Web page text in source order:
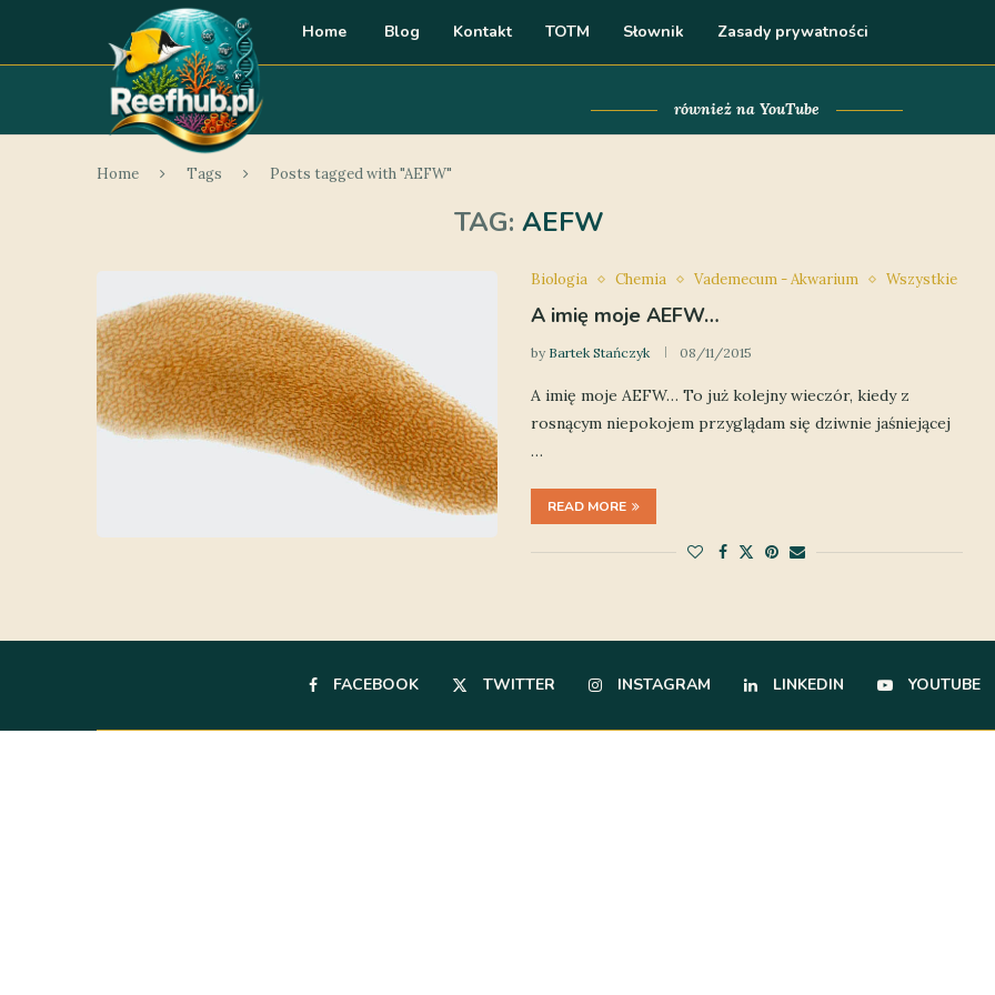
Home Blog Kontakt TOTM Słownik Zasady prywatności
również na YouTube
Home Tags Posts tagged with "AEFW"
TAG:AEFW
Biologia Chemia Vademecum - Akwarium Wszystkie
A imię moje AEFW…
by Bartek Stańczyk 08/11/2015
A imię moje AEFW… To już kolejny wieczór, kiedy z
rosnącym niepokojem przyglądam się dziwnie jaśniejącej
…
READ MORE
FACEBOOK TWITTER INSTAGRAM LINKEDIN YOUTUBE